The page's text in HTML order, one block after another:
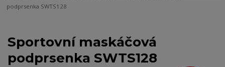
podprsenka SWTS128
Sportovní maskáčová
podprsenka SWTS128